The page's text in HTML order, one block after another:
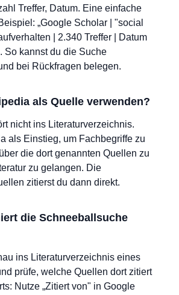
Treffer, Datum. Eine einfache
„Google Scholar | "social
| 2.340 Treffer | Datum
So kannst du die Suche
bei Rückfragen belegen.
als Quelle verwenden?
nicht ins Literaturverzeichnis.
als Einstieg, um Fachbegriffe zu
die dort genannten Quellen zu
zu gelangen. Die
zitierst du dann direkt.
die Schneeballsuche
ins Literaturverzeichnis eines
prüfe, welche Quellen dort zitiert
Nutze „Zitiert von" in Google